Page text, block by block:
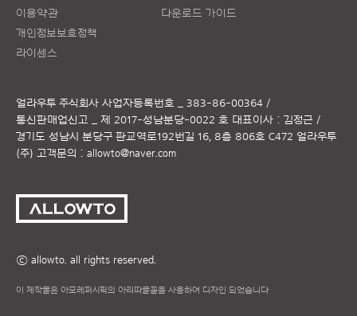
이용약관
개인정보보호정책
라이센스
다운로드 가이드
얼라우투 주식회사 사업자등록번호 _ 383-86-00364 /
통신판매업신고 _ 제 2017-성남분당-0022 호 대표이사 : 김정근 /
경기도 성남시 분당구 판교역로192번길 16, 8층 806호 C472 얼라우투
(주) 고객문의 : allowto@naver.com
ⓒ allowto. all rights reserved.
이 제작물은 아모레퍼시픽의 아리따글꼴을 사용하여 디자인 되었습니다